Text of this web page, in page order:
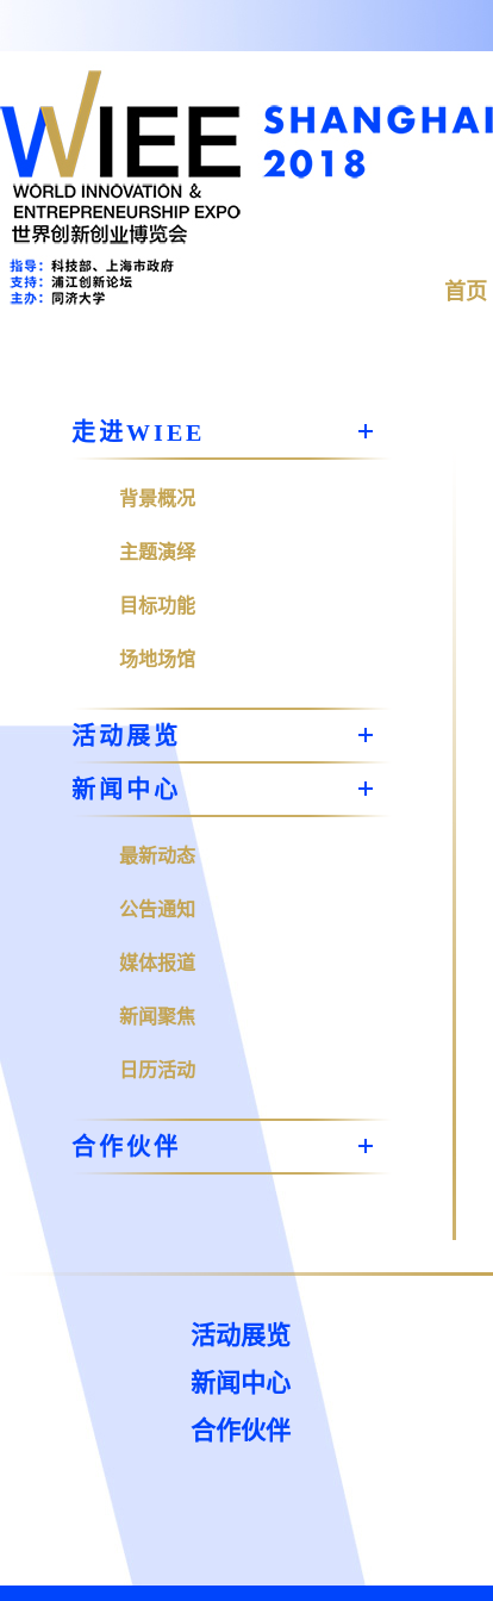
首页
走进WIEE
背景概况
主题演绎
目标功能
场地场馆
活动展览
新闻中心
最新动态
公告通知
媒体报道
新闻聚焦
日历活动
合作伙伴
活动展览
新闻中心
合作伙伴